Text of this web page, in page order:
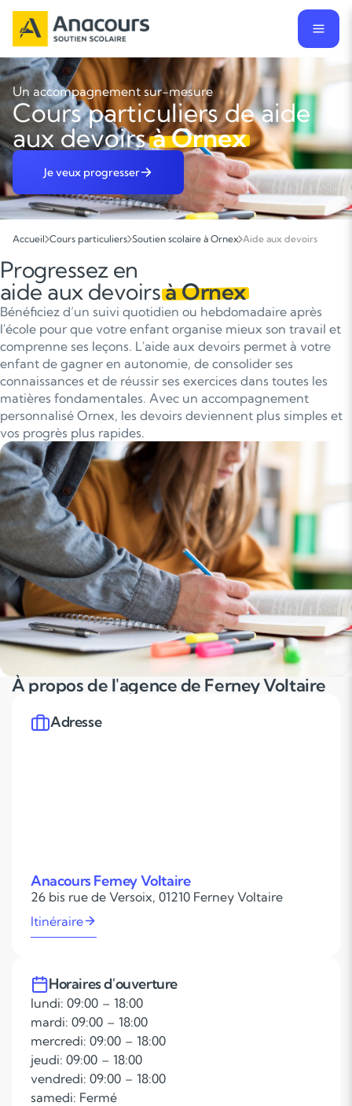
Un accompagnement sur-mesure
Cours particuliers de aide
aux devoirsà Ornex
Je veux progresser
Accueil Cours particuliers Soutien scolaire à Ornex Aide aux devoirs
Progressez en
aide aux devoirsà Ornex
Bénéficiez d’un suivi quotidien ou hebdomadaire après
l'école pour que votre enfant organise mieux son travail et
comprenne ses leçons. L'aide aux devoirs permet à votre
enfant de gagner en autonomie, de consolider ses
connaissances et de réussir ses exercices dans toutes les
matières fondamentales. Avec un accompagnement
personnalisé Ornex, les devoirs deviennent plus simples et
vos progrès plus rapides.
À propos de l'agence de Ferney Voltaire
Adresse
Anacours Ferney Voltaire
26 bis rue de Versoix, 01210 Ferney Voltaire
Itinéraire
Horaires d'ouverture
lundi: 09:00 – 18:00
mardi: 09:00 – 18:00
mercredi: 09:00 – 18:00
jeudi: 09:00 – 18:00
vendredi: 09:00 – 18:00
samedi: Fermé